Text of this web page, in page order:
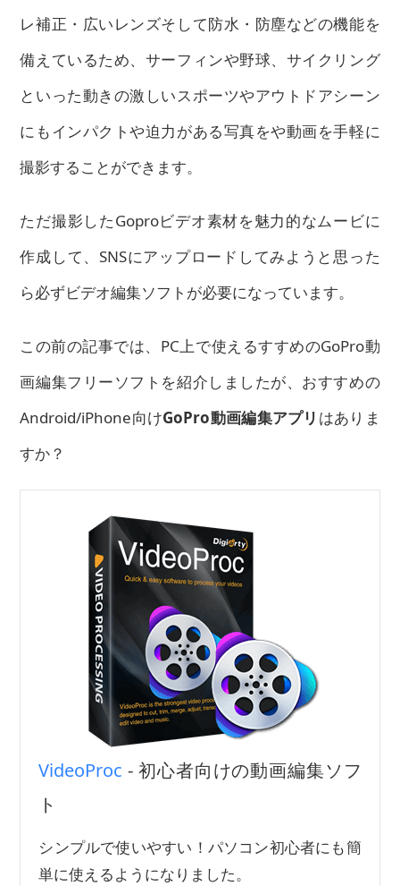
レ補正・広いレンズそして防水・防塵などの機能を
備えているため、サーフィンや野球、サイクリング
といった動きの激しいスポーツやアウトドアシーン
にもインパクトや迫力がある写真をや動画を手軽に
撮影することができます。
ただ撮影したGoproビデオ素材を魅力的なムービに
作成して、SNSにアップロードしてみようと思った
ら必ずビデオ編集ソフトが必要になっています。
この前の記事では、PC上で使えるすすめのGoPro動
画編集フリーソフトを紹介しましたが、おすすめの
Android/iPhone向けGoPro動画編集アプリ はありま
すか？
VideoProc - 初心者向けの動画編集ソフ
ト
シンプルで使いやすい！パソコン初心者にも簡
単に使えるようになりました。